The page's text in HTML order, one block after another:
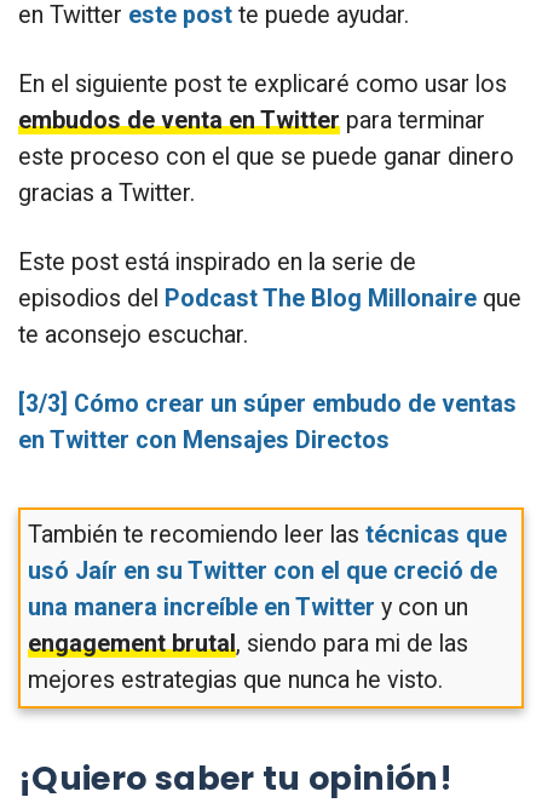
en Twitter este post te puede ayudar.
En el siguiente post te explicaré como usar los
embudos de venta en Twitter para terminar
este proceso con el que se puede ganar dinero
gracias a Twitter.
Este post está inspirado en la serie de
episodios del Podcast The Blog Millonaire que
te aconsejo escuchar.
[3/3] Cómo crear un súper embudo de ventas
en Twitter con Mensajes Directos
También te recomiendo leer las técnicas que
usó Jaír en su Twitter con el que creció de
una manera increíble en Twitter y con un
engagement brutal, siendo para mi de las
mejores estrategias que nunca he visto.
¡Quiero saber tu opinión!